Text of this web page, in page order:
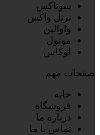
سوناکس
ترتل واکس
واوالین
موتول
لوکاس
صفحات مهم
خانه
فروشگاه
درباره ما
تماس با ما